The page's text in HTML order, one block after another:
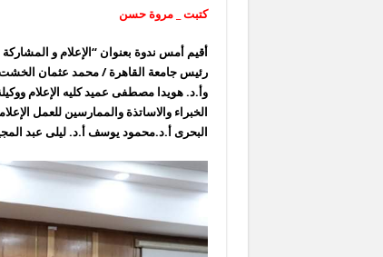
كتبت _ مروة حسن
أقيم أمس ندوة بعنوان “الإعلام و المشاركة
رئيس جامعة القاهرة / محمد عثمان
وأ.د. هويدا مصطفى عميد كليه الإعلام
الخبراء والاساتذة والممارسين للعمل
البحرى أ.د.محمود يوسف أ.د. ليلى عبد